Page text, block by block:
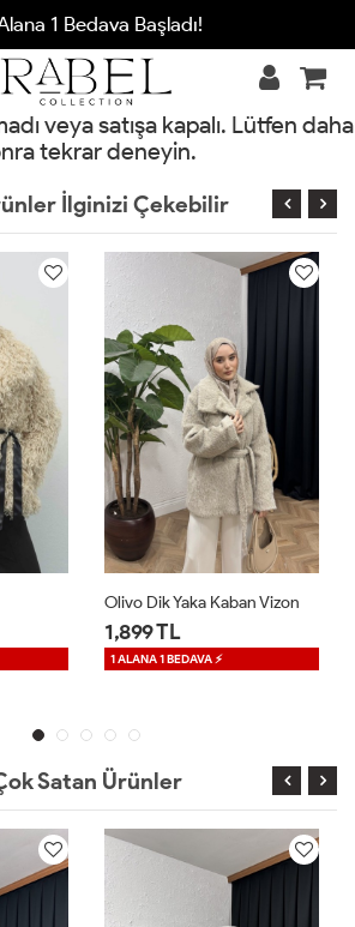
Alana 1 Bedava Başladı!
veya satışa kapalı. Lütfen daha
tekrar deneyin.
İlginizi Çekebilir
Vizon Sarah Kaşe Panço Ekru
1,899 TL
1 ALANA 1 BEDAVA ⚡
Satan Ürünler